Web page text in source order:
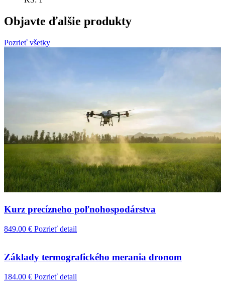
Objavte ďalšie produkty
Pozrieť všetky
Kurz precízneho poľnohospodárstva
849.00 € Pozrieť detail
Základy termografického merania dronom
184.00 € Pozrieť detail